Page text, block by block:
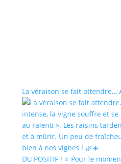
La véraison se fait attendre…
DU POSITIF ! ⭐️ Pour le